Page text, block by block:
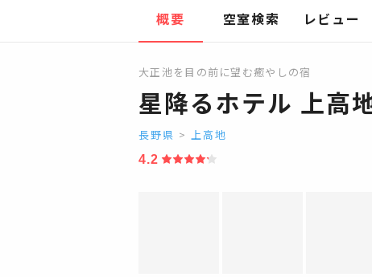
概要 空室検索 レビュー
大正池を目の前に望む癒やしの宿
星降るホテル 上高
長野県 > 上高地
4.2